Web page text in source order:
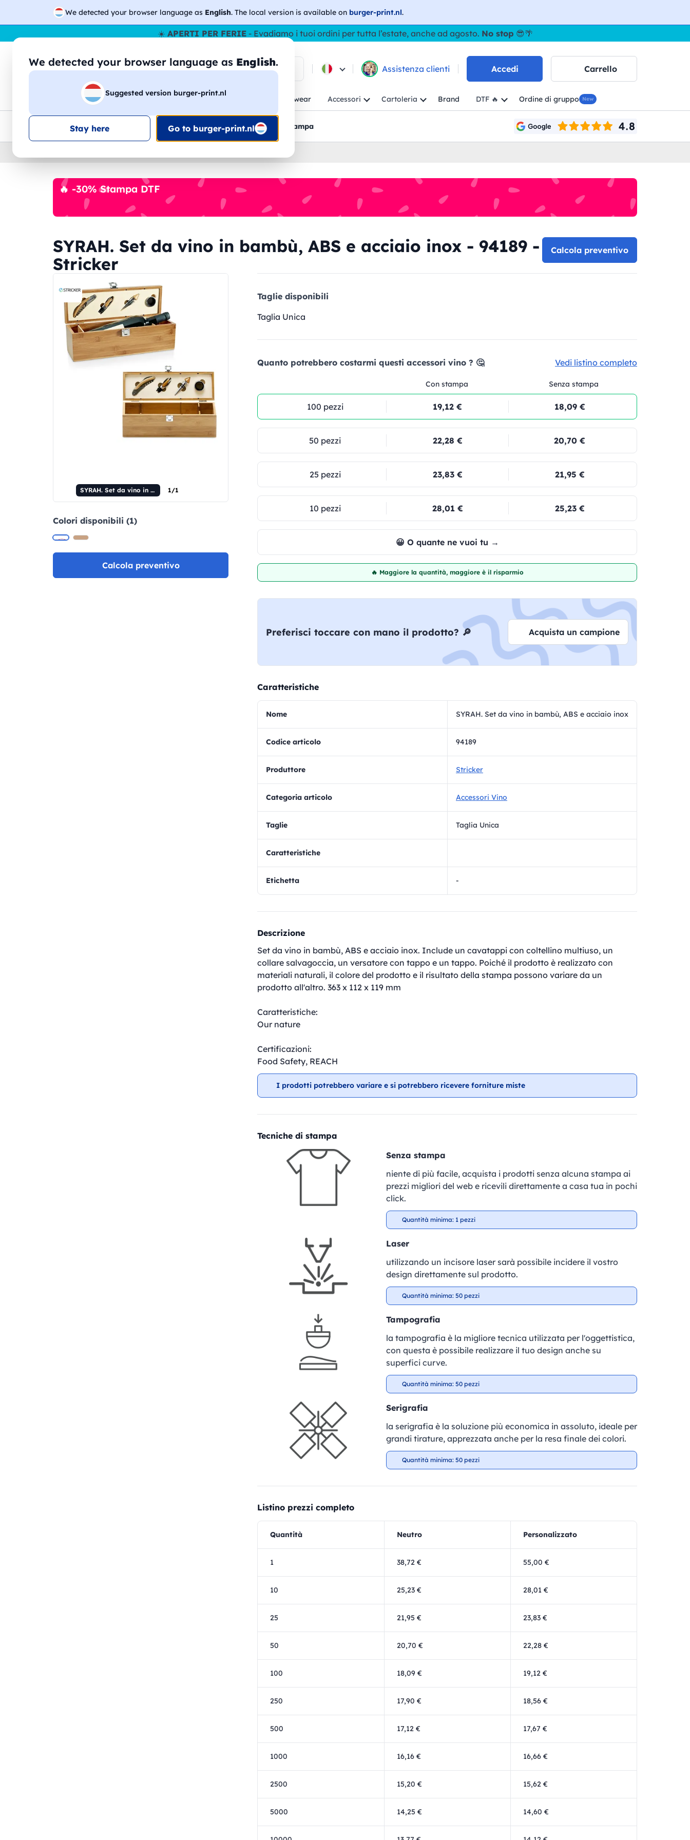
We detected your browser language as English. The local version is available on burger-print.nl.
We detected your browser language as English.
Suggested version burger-print.nl
Stay here Go to burger-print.nl
☀️ APERTI PER FERIE- Evadiamo i tuoi ordini per tutta l’estate, anche ad agosto. No stop 😎🌴
🔎 Cerca tra i prodotti Assistenza clienti Accedi Carrello
Magliette Felpe Uomo Donna Workwear Accessori Cartoleria Brand DTF 🔥 Ordine di gruppo New
Consegna gratis Sconti quantitàAssistenza clientiBozzetti pre-stampa
🔥 -30% Stampa DTF
SYRAH. Set da vino in bambù, ABS e acciaio inox - 94189 -
Stricker
Calcola preventivo
SYRAH. Set da vino in bambù, ABS e acciaio inox 1/1
Colori disponibili (1)
Calcola preventivo
Taglie disponibili
Taglia Unica
Quanto potrebbero costarmi questi accessori vino ? 🤔 Vedi listino completo
Con stampa Senza stampa
100 pezzi 19,12 € 18,09 €
50 pezzi 22,28 € 20,70 €
25 pezzi 23,83 € 21,95 €
10 pezzi 28,01 € 25,23 €
😀 O quante ne vuoi tu →
🔥 Maggiore la quantità, maggiore è il risparmio
Preferisci toccare con mano il prodotto? 🔎 Acquista un campione
Caratteristiche
Nome SYRAH. Set da vino in bambù, ABS e acciaio inox
Codice articolo 94189
Produttore Stricker
Categoria articolo Accessori Vino
Taglie Taglia Unica
Caratteristiche
Etichetta -
Descrizione
Set da vino in bambù, ABS e acciaio inox. Include un cavatappi con coltellino multiuso, un
collare salvagoccia, un versatore con tappo e un tappo. Poiché il prodotto è realizzato con
materiali naturali, il colore del prodotto e il risultato della stampa possono variare da un
prodotto all'altro. 363 x 112 x 119 mm
Caratteristiche:
Our nature
Certificazioni:
Food Safety, REACH
I prodotti potrebbero variare e si potrebbero ricevere forniture miste
Tecniche di stampa
Senza stampa
niente di più facile, acquista i prodotti senza alcuna stampa ai
prezzi migliori del web e ricevili direttamente a casa tua in pochi
click.
Quantità minima: 1 pezzi
Laser
utilizzando un incisore laser sarà possibile incidere il vostro
design direttamente sul prodotto.
Quantità minima: 50 pezzi
Tampografia
la tampografia è la migliore tecnica utilizzata per l'oggettistica,
con questa è possibile realizzare il tuo design anche su
superfici curve.
Quantità minima: 50 pezzi
Serigrafia
la serigrafia è la soluzione più economica in assoluto, ideale per
grandi tirature, apprezzata anche per la resa finale dei colori.
Quantità minima: 50 pezzi
Listino prezzi completo
Quantità Neutro Personalizzato
1 38,72 € 55,00 €
10 25,23 € 28,01 €
25 21,95 € 23,83 €
50 20,70 € 22,28 €
100 18,09 € 19,12 €
250 17,90 € 18,56 €
500 17,12 € 17,67 €
1000 16,16 € 16,66 €
2500 15,20 € 15,62 €
5000 14,25 € 14,60 €